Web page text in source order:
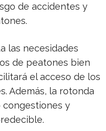
de accidentes y
las necesidades
de peatones bien
el acceso de los
Además, la rotonda
congestiones y